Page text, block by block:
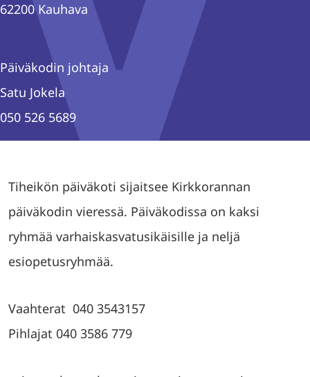
62200 Kauhava
Päiväkodin johtaja
Satu Jokela
050 526 5689
Tiheikön päiväkoti sijaitsee Kirkkorannan
päiväkodin vieressä. Päiväkodissa on kaksi
ryhmää varhaiskasvatusikäisille ja neljä
esiopetusryhmää.
Vaahterat 040 3543157
Pihlajat 040 3586 779